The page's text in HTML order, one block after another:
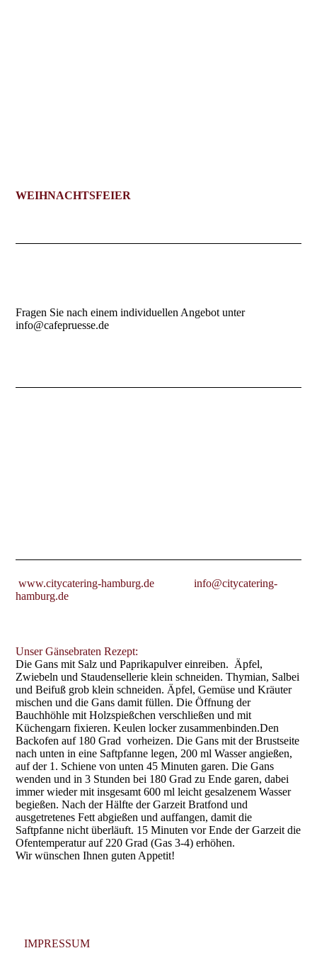
WEIHNACHTSFEIER
Fragen Sie nach einem individuellen Angebot unter
info@cafepruesse.de
www.citycatering-hamburg.de info@citycatering-
hamburg.de
Unser Gänsebraten Rezept:
Die Gans mit Salz und Paprikapulver einreiben. Äpfel,
Zwiebeln und Staudensellerie klein schneiden. Thymian, Salbei
und Beifuß grob klein schneiden. Äpfel, Gemüse und Kräuter
mischen und die Gans damit füllen. Die Öffnung der
Bauchhöhle mit Holzspießchen verschließen und mit
Küchengarn fixieren. Keulen locker zusammenbinden.Den
Backofen auf 180 Grad vorheizen. Die Gans mit der Brustseite
nach unten in eine Saftpfanne legen, 200 ml Wasser angießen,
auf der 1. Schiene von unten 45 Minuten garen. Die Gans
wenden und in 3 Stunden bei 180 Grad zu Ende garen, dabei
immer wieder mit insgesamt 600 ml leicht gesalzenem Wasser
begießen. Nach der Hälfte der Garzeit Bratfond und
ausgetretenes Fett abgießen und auffangen, damit die
Saftpfanne nicht überläuft. 15 Minuten vor Ende der Garzeit die
Ofentemperatur auf 220 Grad (Gas 3-4) erhöhen.
Wir wünschen Ihnen guten Appetit!
IMPRESSUM